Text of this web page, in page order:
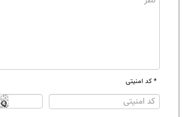
* کد امنیتی